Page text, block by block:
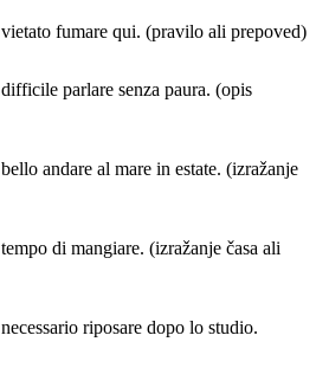
vietato fumare qui. (pravilo ali prepoved)
difficile parlare senza paura. (opis
bello andare al mare in estate. (izražanje
tempo di mangiare. (izražanje časa ali
necessario riposare dopo lo studio.